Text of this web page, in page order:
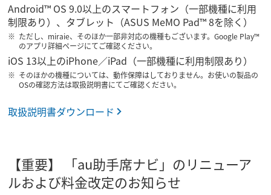
Android™ OS 9.0以上のスマートフォン（一部機種に利用
制限あり）、タブレット（ASUS MeMO Pad™ 8を除く）
ただし、miraie、そのほか一部非対応の機種もございます。Google Play™
のアプリ詳細ページにてご確認ください。
iOS 13以上のiPhone／iPad（一部機種に利用制限あり）
そのほかの機種については、動作保障はしておりません。お使いの製品の
OSの確認方法は取扱説明書にてご確認ください。
取扱説明書ダウンロード
【重要】 「au助手席ナビ」のリニューア
ルおよび料金改定のお知らせ